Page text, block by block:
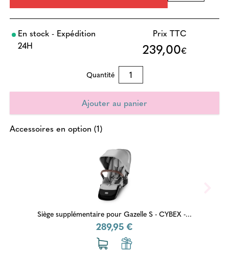
En stock - Expédition
24H
Prix TTC
239,00€
Quantité
Accessoires en option (1)
Siège supplémentaire pour Gazelle S - CYBEX -...
289,95 €